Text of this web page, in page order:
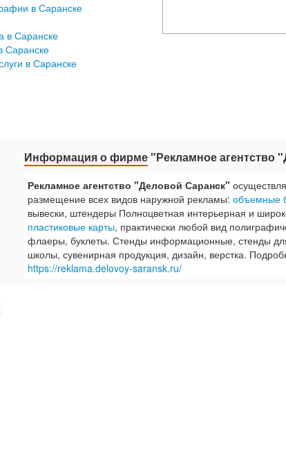
в Саранске
в Саранске
Саранске
в Саранске
Информация о фирме"Рекламное агентство
Рекламное агентство "Деловой Саранск"
размещение всех видов наружной рекламы: объемные
вывески, штендеры Полноцветная интерьерная и
пластиковые карты, практически любой вид
флаеры, буклеты. Стенды информационные, стенды
школы, сувенирная продукция, дизайн, верстка.
https://reklama.delovoy-saransk.ru/